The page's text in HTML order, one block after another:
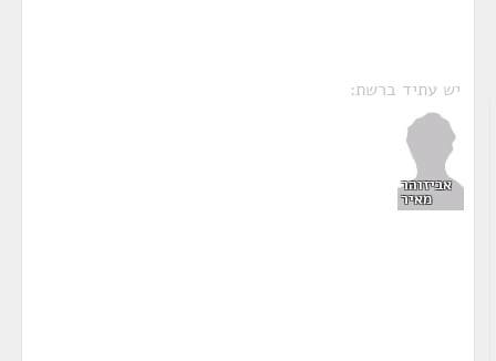
יש עתיד ברשת:
אביזוהר
מאיר